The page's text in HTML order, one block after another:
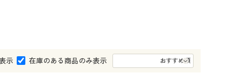
ア・ティーンズ下着
大きいサイズ メンズ
示 在庫のある商品のみ表示